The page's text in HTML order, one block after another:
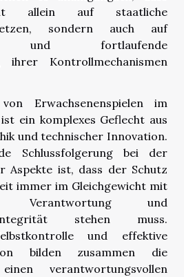
allein auf staatliche
sondern auch auf
und fortlaufende
ihrer Kontrollmechanismen
Erwachsenenspielen im
ein komplexes Geflecht aus
und technischer Innovation.
Schlussfolgerung bei der
Aspekte ist, dass der Schutz
immer im Gleichgewicht mit
Verantwortung und
stehen muss.
und effektive
bilden zusammen die
verantwortungsvollen